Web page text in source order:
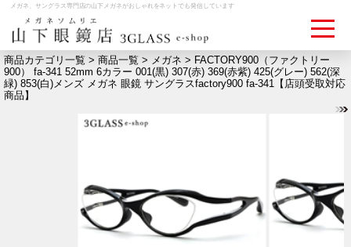
メガネ、サングラス専門店の山下メガネがおしゃれをネットでも発信しています
ログイン お買いものカゴ
メディア情報
MEDIA
商品カテゴリ一覧 > 商品一覧 > メガネ > FACTORY900（ファクトリー
900） fa-341 52mm 6カラー 001(黒) 307(赤) 369(赤紫) 425(グレー) 562(深
緑) 853(白)メンズ メガネ 眼鏡 サングラスfactory900 fa-341【店頭受取対応
商品】